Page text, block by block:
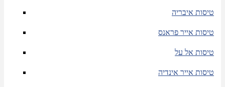
טיסות איבריה
טיסות אייר פראנס
טיסות אל על
טיסות אייר אינדיה